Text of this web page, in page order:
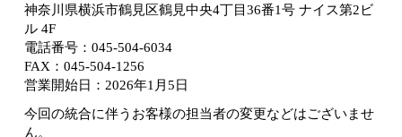
神奈川県横浜市鶴見区鶴見中央4丁目36番1号 ナイス第2ビ
ル 4F
電話番号：045-504-6034
FAX：045-504-1256
営業開始日：2026年1月5日
今回の統合に伴うお客様の担当者の変更などはございませ
ん。